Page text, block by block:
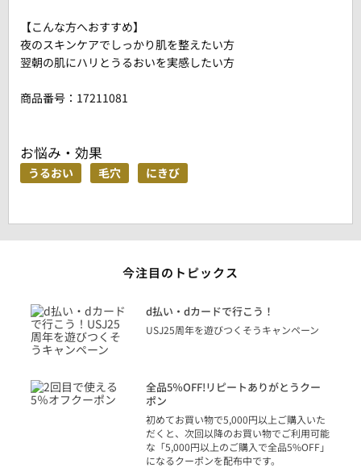
【こんな方へおすすめ】
夜のスキンケアでしっかり肌を整えたい方
翌朝の肌にハリとうるおいを実感したい方
商品番号： 17211081
お悩み・効果
うるおい 毛穴 にきび
今注目のトピックス
d払い・dカードで行こう！
USJ25周年を遊びつくそうキャンペーン
全品5％OFF!リピートありがとうクー
ポン
初めてお買い物で5,000円以上ご購入いた
だくと、次回以降のお買い物でご利用可能
な「5,000円以上のご購入で全品5%OFF」
になるクーポンを配布中です。